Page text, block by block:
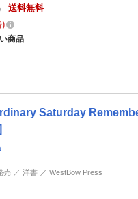
送料無料
商品
Saturday
売 ／ 洋書 ／ WestBow Press